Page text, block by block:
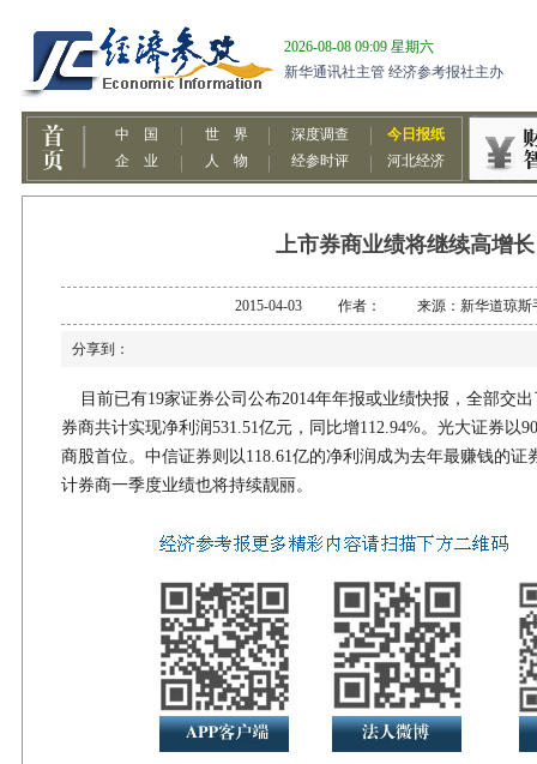
上市券商业绩将继续高增长
2015-04-03 作者： 来源：新华道琼斯
分享到：
目前已有19家证券公司公布2014年年报或业绩快报，全部交
券商共计实现净利润531.51亿元，同比增112.94%。光大证券以
商股首位。中信证券则以118.61亿的净利润成为去年最赚钱的证
计券商一季度业绩也将持续靓丽。